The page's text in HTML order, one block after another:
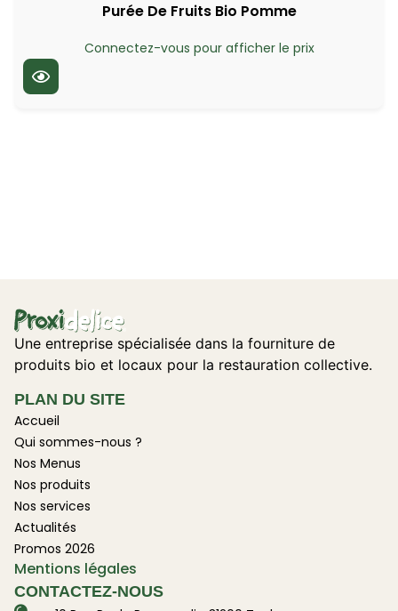
Purée De Fruits Bio Pomme
Connectez-vous pour afficher le prix
Une entreprise spécialisée dans la fourniture de
produits bio et locaux pour la restauration collective.
PLAN DU SITE
Accueil
Qui sommes-nous ?
Nos Menus
Nos produits
Nos services
Actualités
Promos 2026
Mentions légales
CONTACTEZ-NOUS